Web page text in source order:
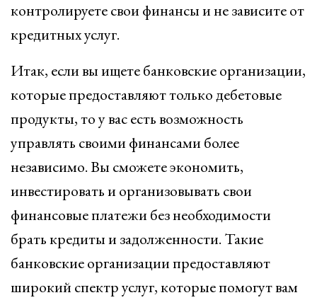
контролируете свои финансы и не зависите от
кредитных услуг.
Итак, если вы ищете банковские организации,
которые предоставляют только дебетовые
продукты, то у вас есть возможность
управлять своими финансами более
независимо. Вы сможете экономить,
инвестировать и организовывать свои
финансовые платежи без необходимости
брать кредиты и задолженности. Такие
банковские организации предоставляют
широкий спектр услуг, которые помогут вам